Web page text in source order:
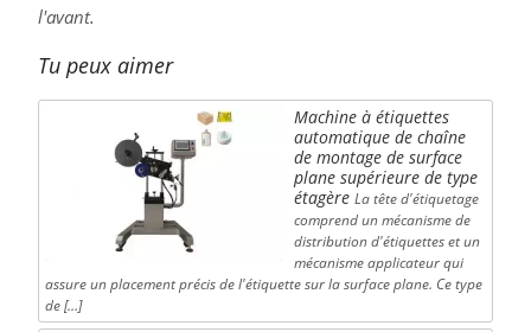
l'avant.
Tu peux aimer
Machine à étiquettes
automatique de chaîne
de montage de surface
plane supérieure de type
étagère La tête d'étiquetage
comprend un mécanisme de
distribution d'étiquettes et un
mécanisme applicateur qui
assure un placement précis de l'étiquette sur la surface plane. Ce type
de […]